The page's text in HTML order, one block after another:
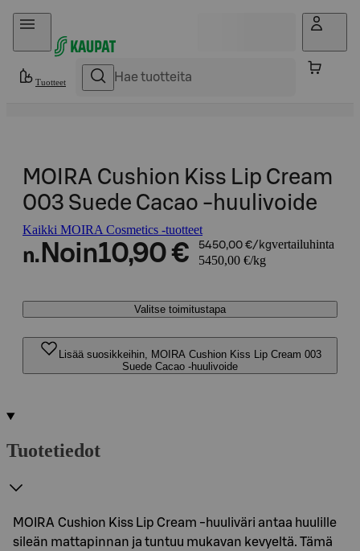
Hyppää sisältöön
Tuotteet
MOIRA Cushion Kiss Lip Cream
003 Suede Cacao -huulivoide
Kaikki MOIRA Cosmetics -tuotteet
n. Noin10,90 € 5450,00 €/kgvertailuhinta
5450,00 €/kg
Valitse toimitustapa
Lisää suosikkeihin, MOIRA Cushion Kiss Lip Cream 003
Suede Cacao -huulivoide
Tuotetiedot
MOIRA Cushion Kiss Lip Cream -huuliväri antaa huulille
sileän mattapinnan ja tuntuu mukavan kevyeltä. Tämä